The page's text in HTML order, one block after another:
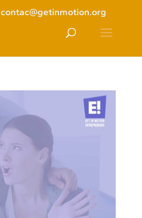
contac@getinmotion.org